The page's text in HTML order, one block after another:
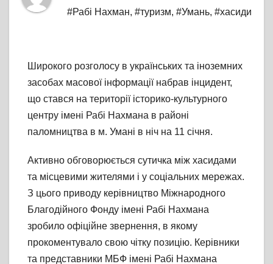
#Рабі Нахман, #туризм, #Умань, #хасиди
Широкого розголосу в українських та іноземних
засобах масової інформації набрав інцидент,
що стався на території історико-культурного
центру імені Рабі Нахмана в районі
паломництва в м. Умані в ніч на 11 січня.
Активно обговорюється сутичка між хасидами
та місцевими жителями і у соціальних мережах.
З цього приводу керівництво Міжнародного
Благодійного Фонду імені Рабі Нахмана
зробило офіційне звернення, в якому
прокоментувало свою чітку позицію. Керівники
та представники МБФ імені Рабі Нахмана